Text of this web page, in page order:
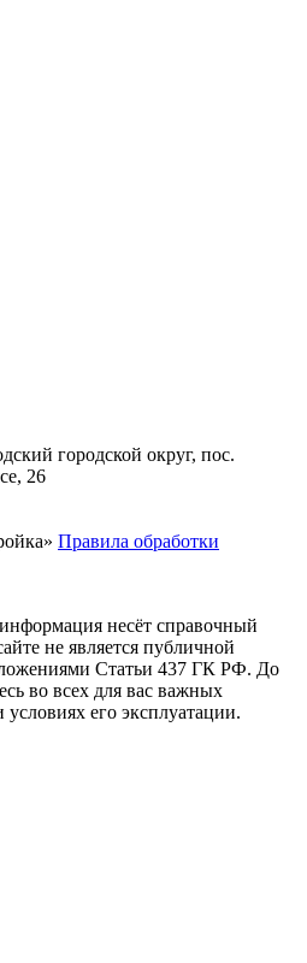
городской округ, пос.
26
Правила обработки
несёт справочный
не является публичной
Статьи 437 ГК РФ. До
во всех для вас важных
условиях его эксплуатации.